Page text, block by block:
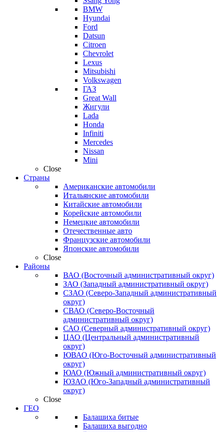
BMW
Hyundai
Ford
Datsun
Citroen
Chevrolet
Lexus
Mitsubishi
Volkswagen
ГАЗ
Great Wall
Жигули
Lada
Honda
Infiniti
Mercedes
Nissan
Mini
Close
Страны
Американские автомобили
Итальянские автомобили
Китайские автомобили
Корейские автомобили
Немецкие автомобили
Отечественные авто
Французские автомобили
Японские автомобили
Close
Районы
ВАО (Восточный административный округ)
ЗАО (Западный административный округ)
СЗАО (Северо-Западный административный
округ)
СВАО (Северо-Восточный
административный округ)
САО (Северный административный округ)
ЦАО (Центральный административный
округ)
ЮВАО (Юго-Восточный административный
округ)
ЮАО (Южный административный округ)
ЮЗАО (Юго-Западный административный
округ)
Close
ГЕО
Балашиха битые
Балашиха выгодно